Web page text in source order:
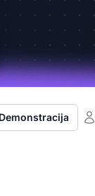
Demonstracija